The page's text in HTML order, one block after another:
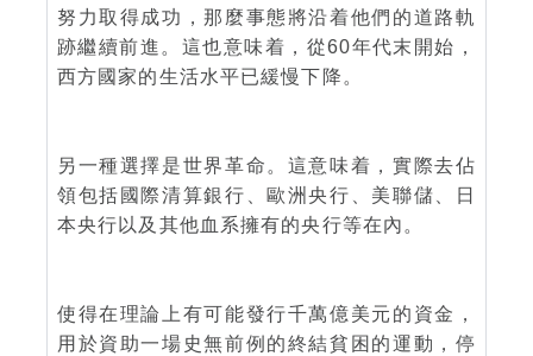
努力取得成功，那麼事態將沿着他們的道路軌
跡繼續前進。這也意味着，從60年代末開始，
西方國家的生活水平已緩慢下降。
另一種選擇是世界革命。這意味着，實際去佔
領包括國際清算銀行、歐洲央行、美聯儲、日
本央行以及其他血系擁有的央行等在內。
使得在理論上有可能發行千萬億美元的資金，
用於資助一場史無前例的終結貧困的運動，停